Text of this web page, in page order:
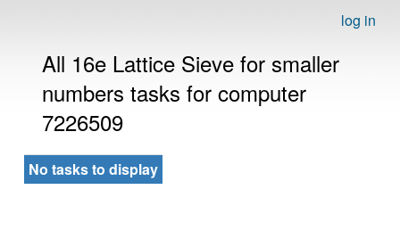
log in
All 16e Lattice Sieve for smaller
numbers tasks for computer
7226509
No tasks to display